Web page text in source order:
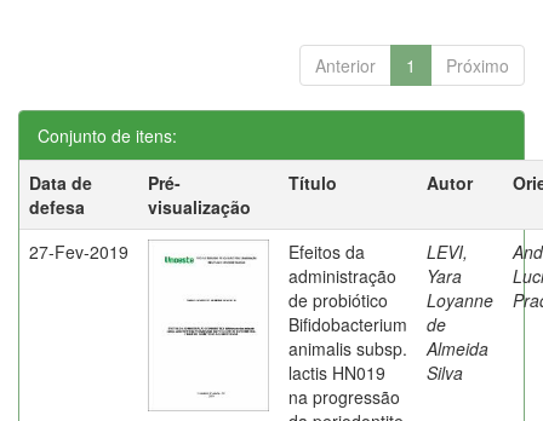
Anterior 1 Próximo
Conjunto de itens:
Data de
defesa
Pré-
visualização
Título Autor
27-Fev-2019
Efeitos da
administração
de probiótico
Bifidobacterium
animalis subsp.
lactis HN019
na progressão
LEVI,
Yara
Loyanne
de
Almeida
Silva